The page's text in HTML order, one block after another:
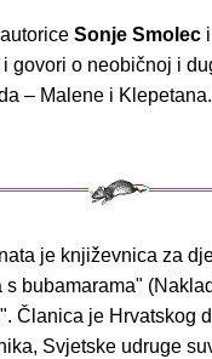
autorice Sonje Smolec
govori o neobičnoj i
– Malene i Klepetana.
je književnica za
bubamarama"
Članica je Hrvatskog
Svjetske udruge